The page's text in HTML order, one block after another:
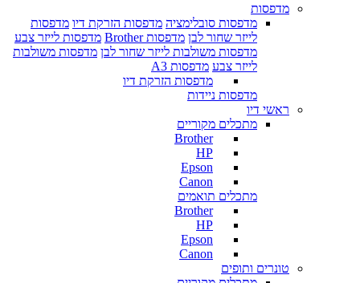
מדפסות
מדפסות סובלימציה מדפסות הזרקת דיו מדפסות
לייזר שחור לבן מדפסות Brother
מדפסות לייזר צבע
מדפסות משולבות לייזר שחור לבן מדפסות משולבות
לייזר צבע מדפסות A3
מדפסות הזרקת דיו
מדפסות ניידות
ראשי דיו
מתכלים מקוריים
Brother
HP
Epson
Canon
מתכלים תואמים
Brother
HP
Epson
Canon
טונרים ותופים